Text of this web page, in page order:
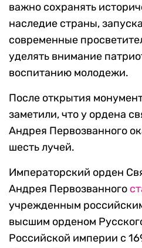
важно сохранять
наследие страны,
современные
уделять внимание
воспитанию молодежи.
После открытия
заметили, что у ордена
Андрея Первозванного
шесть лучей.
Императорский орден
Андрея Первозванного
учрежденным
высшим орденом
Российской империи с